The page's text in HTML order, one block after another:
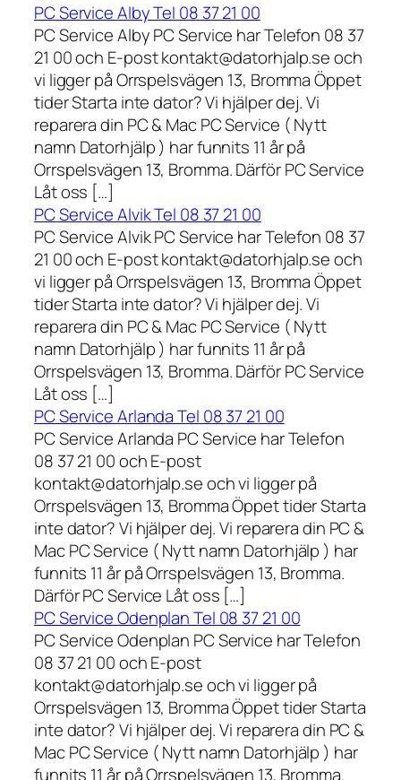
PC Service Alby Tel 08 37 21 00
PC Service Alby PC Service har Telefon 08 37
21 00 och E-post kontakt@datorhjalp.se och
vi ligger på Orrspelsvägen 13, Bromma Öppet
tider Starta inte dator? Vi hjälper dej. Vi
reparera din PC & Mac PC Service ( Nytt
namn Datorhjälp ) har funnits 11 år på
Orrspelsvägen 13, Bromma. Därför PC Service
Låt oss […]
PC Service Alvik Tel 08 37 21 00
PC Service Alvik PC Service har Telefon 08 37
21 00 och E-post kontakt@datorhjalp.se och
vi ligger på Orrspelsvägen 13, Bromma Öppet
tider Starta inte dator? Vi hjälper dej. Vi
reparera din PC & Mac PC Service ( Nytt
namn Datorhjälp ) har funnits 11 år på
Orrspelsvägen 13, Bromma. Därför PC Service
Låt oss […]
PC Service Arlanda Tel 08 37 21 00
PC Service Arlanda PC Service har Telefon
08 37 21 00 och E-post
kontakt@datorhjalp.se och vi ligger på
Orrspelsvägen 13, Bromma Öppet tider Starta
inte dator? Vi hjälper dej. Vi reparera din PC &
Mac PC Service ( Nytt namn Datorhjälp ) har
funnits 11 år på Orrspelsvägen 13, Bromma.
Därför PC Service Låt oss […]
PC Service Odenplan Tel 08 37 21 00
PC Service Odenplan PC Service har Telefon
08 37 21 00 och E-post
kontakt@datorhjalp.se och vi ligger på
Orrspelsvägen 13, Bromma Öppet tider Starta
inte dator? Vi hjälper dej. Vi reparera din PC &
Mac PC Service ( Nytt namn Datorhjälp ) har
funnits 11 år på Orrspelsvägen 13, Bromma.